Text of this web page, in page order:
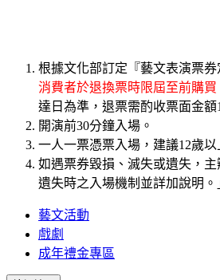
根據文化部訂定『藝文表演票
消費者於退換票時限屆至前購
達日為準，退票需酌收票面金
開演前30分鐘入場。
一人一票憑票入場，建議12歲
如遇票券毀損、滅失或遺失，
遺失時之入場機制並詳加說明
藝文活動
戲劇
成年禮金專區